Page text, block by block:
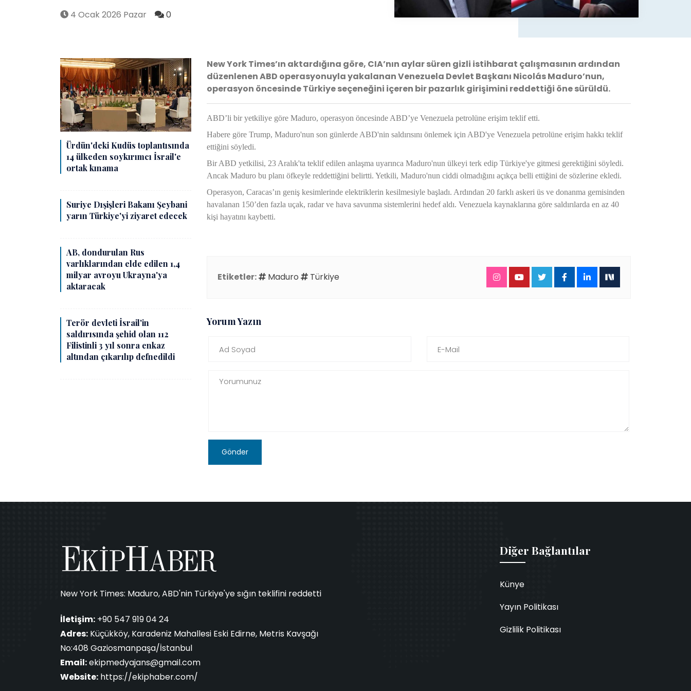
4 Ocak 2026 Pazar 0
New York Times’ın aktardığına göre, CIA’nın aylar süren gizli istihbarat çalışmasının ardından
düzenlenen ABD operasyonuyla yakalanan Venezuela Devlet Başkanı Nicolás Maduro’nun,
operasyon öncesinde Türkiye seçeneğini içeren bir pazarlık girişimini reddettiği öne sürüldü.
ABD’li bir yetkiliye göre Maduro, operasyon öncesinde ABD’ye Venezuela petrolüne erişim teklif etti.
Habere göre Trump, Maduro'nun son günlerde ABD'nin saldırısını önlemek için ABD'ye Venezuela petrolüne erişim hakkı teklif
ettiğini söyledi.
Bir ABD yetkilisi, 23 Aralık'ta teklif edilen anlaşma uyarınca Maduro'nun ülkeyi terk edip Türkiye'ye gitmesi gerektiğini söyledi.
Ancak Maduro bu planı öfkeyle reddettiğini belirtti. Yetkili, Maduro'nun ciddi olmadığını açıkça belli ettiğini de sözlerine ekledi.
Operasyon, Caracas’ın geniş kesimlerinde elektriklerin kesilmesiyle başladı. Ardından 20 farklı askeri üs ve donanma gemisinden
havalanan 150’den fazla uçak, radar ve hava savunma sistemlerini hedef aldı. Venezuela kaynaklarına göre saldırılarda en az 40
kişi hayatını kaybetti.
Etiketler: Maduro Türkiye
Yorum Yazın
Gönder
Ürdün'deki Kudüs toplantısında
14 ülkeden soykırımcı İsrail'e
ortak kınama
Suriye Dışişleri Bakanı Şeybani
yarın Türkiye'yi ziyaret edecek
AB, dondurulan Rus
varlıklarından elde edilen 1,4
milyar avroyu Ukrayna'ya
aktaracak
Terör devleti İsrail'in
saldırısında şehid olan 112
Filistinli 3 yıl sonra enkaz
altından çıkarılıp defnedildi
New York Times: Maduro, ABD'nin Türkiye'ye sığın teklifini reddetti
İletişim: +90 547 919 04 24
Adres: Küçükköy, Karadeniz Mahallesi Eski Edirne, Metris Kavşağı
No:408 Gaziosmanpaşa/İstanbul
Email:ekipmedyajans@gmail.com
Website: https://ekiphaber.com/
Diğer Bağlantılar
Künye
Yayın Politikası
Gizlilik Politikası